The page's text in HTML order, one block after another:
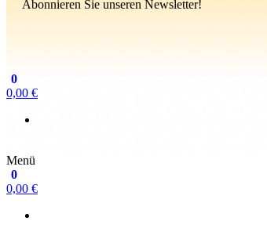
Abonnieren Sie unseren Newsletter!
0
0,00 €
Menü
0
0,00 €